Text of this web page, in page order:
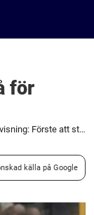
för
TV: Forsbergs makalösa uppvisning: Förste att stå för bedriften på SJU år
källa på Google